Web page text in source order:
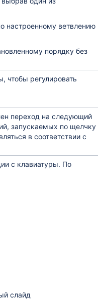
настроенному ветвлению
порядку без
чтобы регулировать
переход на следующий
запускаемых по щелчку
в соответствии с
с клавиатуры. По
слайд